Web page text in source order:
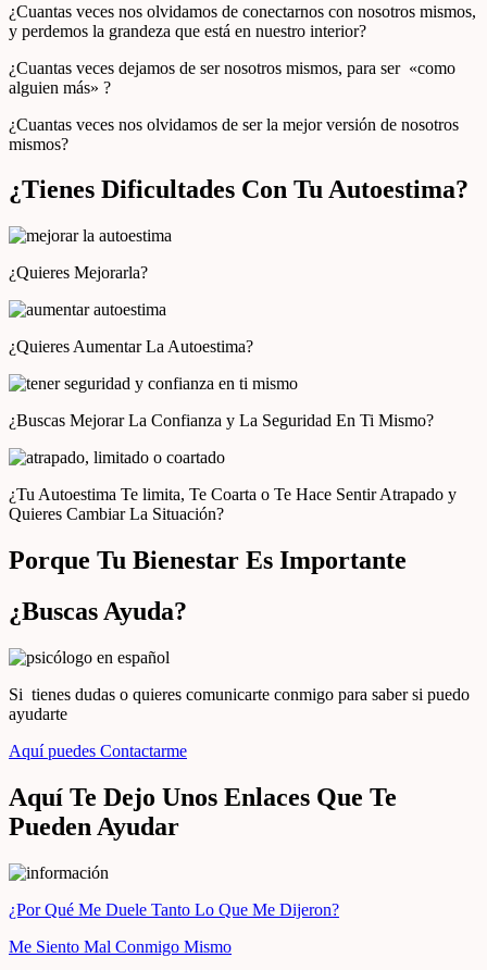
¿Cuantas veces nos olvidamos de conectarnos con nosotros mismos,
y perdemos la grandeza que está en nuestro interior?
¿Cuantas veces dejamos de ser nosotros mismos, para ser «como
alguien más» ?
¿Cuantas veces nos olvidamos de ser la mejor versión de nosotros
mismos?
¿Tienes Dificultades Con Tu Autoestima?
¿Quieres Mejorarla?
¿Quieres Aumentar La Autoestima?
¿Buscas Mejorar La Confianza y La Seguridad En Ti Mismo?
¿Tu Autoestima Te limita, Te Coarta o Te Hace Sentir Atrapado y
Quieres Cambiar La Situación?
Porque Tu Bienestar Es Importante
¿Buscas Ayuda?
Si tienes dudas o quieres comunicarte conmigo para saber si puedo
ayudarte
Aquí puedes Contactarme
Aquí Te Dejo Unos Enlaces Que Te
Pueden Ayudar
¿Por Qué Me Duele Tanto Lo Que Me Dijeron?
Me Siento Mal Conmigo Mismo